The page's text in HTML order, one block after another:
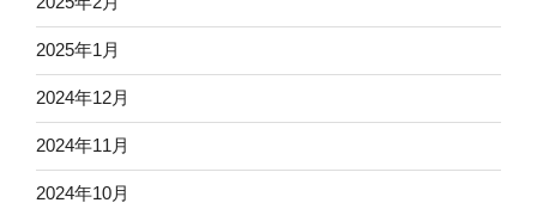
2025年1月
2024年12月
2024年11月
2024年10月